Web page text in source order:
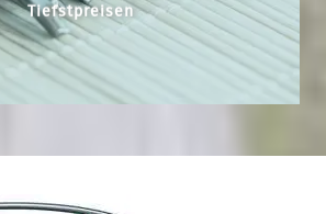
Tiefstpreisen